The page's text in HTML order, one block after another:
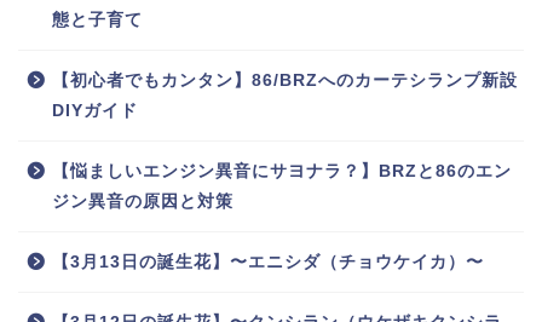
態と子育て
【初心者でもカンタン】86/BRZへのカーテシランプ新設
DIYガイド
【悩ましいエンジン異音にサヨナラ？】BRZと86のエン
ジン異音の原因と対策
【3月13日の誕生花】〜エニシダ（チョウケイカ）〜